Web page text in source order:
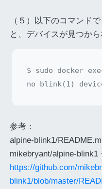
（５）以下のコマンド
と、デバイスが見つか
$ sudo docker
参考：
alpine-blink1/
mikebryant/alpine-blink1
https://github.com/
blink1/blob/master/